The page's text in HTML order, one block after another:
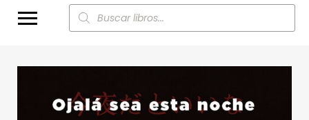
Búsqueda
de
productos